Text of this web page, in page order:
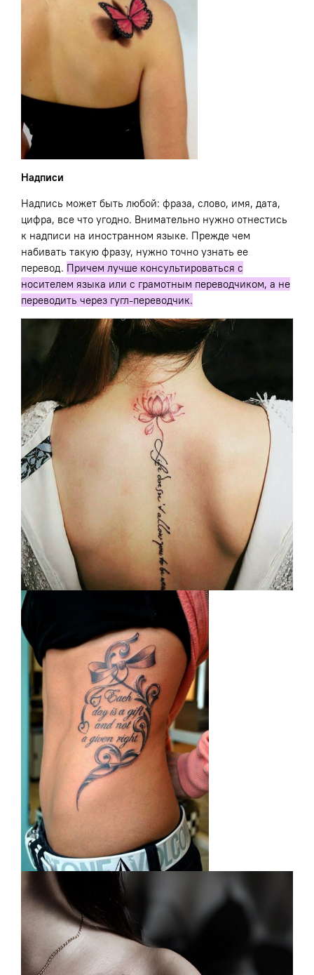
Надписи
Надпись может быть любой: фраза, слово, имя, дата,
цифра, все что угодно. Внимательно нужно отнестись
к надписи на иностранном языке. Прежде чем
набивать такую фразу, нужно точно узнать ее
перевод. Причем лучше консультироваться с
носителем языка или с грамотным переводчиком, а не
переводить через гугл-переводчик.